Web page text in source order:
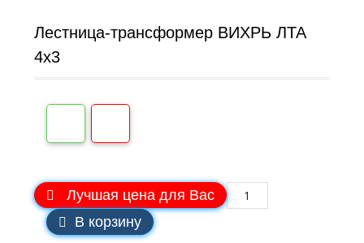
Лестница-трансформер ВИХРЬ ЛТА
4х3
Лучшая цена для Вас
В корзину